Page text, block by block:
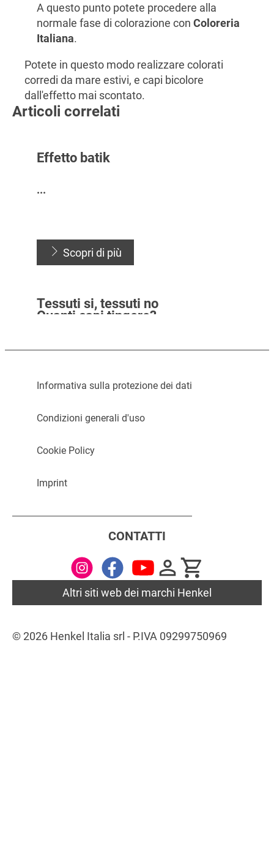
A questo punto potete procedere alla
normale fase di colorazione con Coloreria
Italiana.
Potete in questo modo realizzare colorati
corredi da mare estivi, e capi bicolore
dall'effetto mai scontato.
Articoli correlati
Effetto batik
...
Scopri di più
Tessuti si, tessuti no
...
Quanti capi tingere?
...
Scopri di più
... Scopri di più
Informativa sulla protezione dei dati
Condizioni generali d'uso
Cookie Policy
Imprint
CONTATTI
Altri siti web dei marchi Henkel
© 2026 Henkel Italia srl - P.IVA 09299750969